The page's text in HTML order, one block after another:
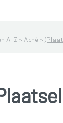
A-Z > Acné>